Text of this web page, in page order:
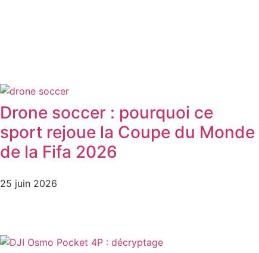
Drone soccer : pourquoi ce
sport rejoue la Coupe du Monde
de la Fifa 2026
25 juin 2026